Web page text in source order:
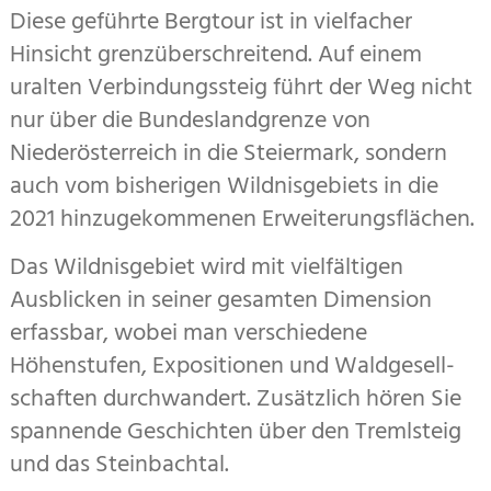
Diese geführte Bergtour ist in vielfacher
Hinsicht grenz­überschreitend. Auf einem
uralten Verbindungs­steig führt der Weg nicht
nur über die Bundesland­grenze von
Niederösterreich in die Steiermark, son­dern
auch vom bisherigen Wildnisgebiets in die
2021 hinzugekommenen Erweiterungsflächen.
Das Wildnisgebiet wird mit vielfältigen
Ausblicken in seiner gesamten Dimension
erfassbar, wobei man verschiedene
Höhenstufen, Expositionen und Wald­ge­sell­
schaften durchwandert. Zusätzlich hören Sie
span­nende Geschichten über den Tremlsteig
und das Stein­bach­tal.